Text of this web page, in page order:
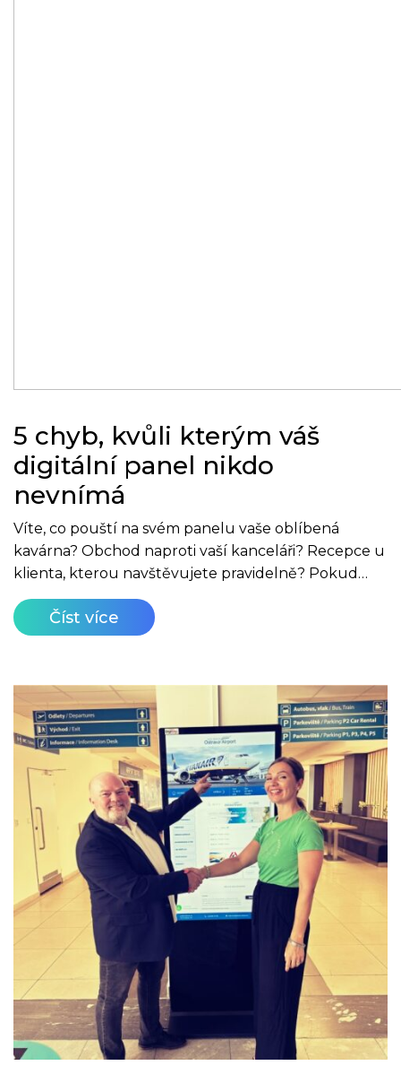
5 chyb, kvůli kterým váš
digitální panel nikdo
nevnímá
Víte, co pouští na svém panelu vaše oblíbená
kavárna? Obchod naproti vaší kanceláři? Recepce u
klienta, kterou navštěvujete pravidelně? Pokud…
Číst více